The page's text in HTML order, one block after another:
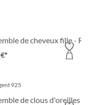
Glitter Duo
de cheveux fille -
925
de clous d'oreilles -